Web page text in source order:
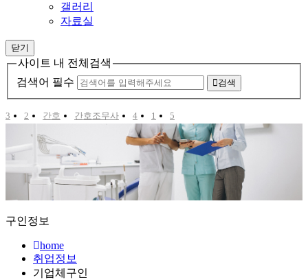
갤러리
자료실
닫기
사이트 내 전체검색
검색어 필수
검색
3 2 간호 간호조무사 4 1 5
구인정보
home
취업정보
기업체구인